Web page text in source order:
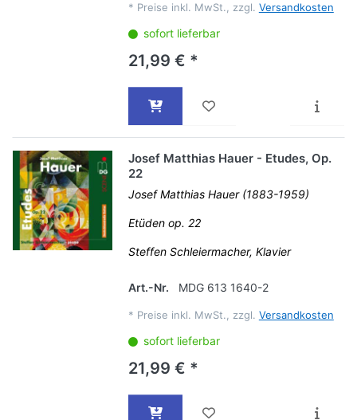
* Preise inkl. MwSt., zzgl. Versandkosten
sofort lieferbar
21,99 € *
Josef Matthias Hauer - Etudes, Op.
22
Josef Matthias Hauer (1883-1959)
Etüden op. 22
Steffen Schleiermacher, Klavier
Art.-Nr. MDG 613 1640-2
* Preise inkl. MwSt., zzgl. Versandkosten
sofort lieferbar
21,99 € *